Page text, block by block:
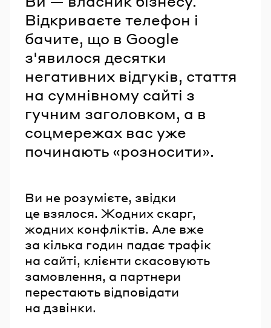
Відкриваєте телефон і
бачите, що в Google
з'явилося десятки
негативних відгуків, стаття
на сумнівному сайті з
гучним заголовком, а в
соцмережах вас уже
починають «розносити».
Ви не розумієте, звідки
це взялося. Жодних скарг,
жодних конфліктів. Але вже
за кілька годин падає трафік
на сайті, клієнти скасовують
замовлення, а партнери
перестають відповідати
на дзвінки.